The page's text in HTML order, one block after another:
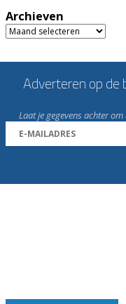
Archieven
Archieven
Adverteren op
Laat je gegevens achter
Word nu lid
en geniet iedere week